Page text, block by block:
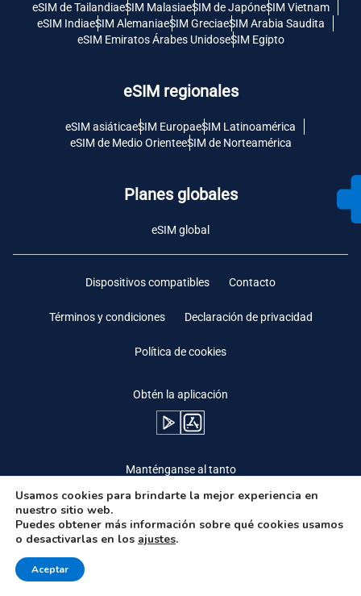
eSIM de TailandiaeSIM MalasiaeSIM de JapóneSIM Vietnam
eSIM IndiaeSIM AlemaniaeSIM GreciaeSIM Arabia Saudita
eSIM Emiratos Árabes UnidoseSIM Egipto
eSIM regionales
eSIM asiáticaeSIM EuropaeSIM Latinoamérica
eSIM de Medio OrienteeSIM de Norteamérica
Planes globales
eSIM global
Dispositivos compatibles Contacto
Términos y condiciones Declaración de privacidad
Política de cookies
Obtén la aplicación
Manténganse al tanto
Usamos cookies para brindarte la mejor experiencia en
nuestro sitio web.
Puedes obtener más información sobre qué cookies usamos
o desactivarlas en los ajustes.
Aceptar